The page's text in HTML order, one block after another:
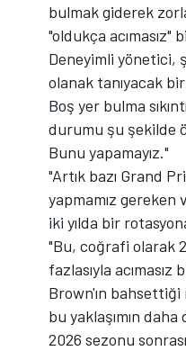
TÜRK SPORCULAR
bulmak giderek
"oldukça
Deneyimli yönetici,
olanak tanıyacak
Boş yer bulma
durumu şu şekilde
Bunu yapamayız."
"Artık bazı Grand
yapmamız gereken
iki yılda bir
"Bu, coğrafi olarak
fazlasıyla
Brown'ın bahsettiği
bu yaklaşımın
2026 sezonu